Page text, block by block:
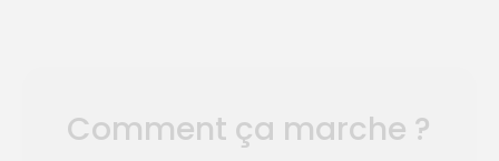
Comment ça marche ?